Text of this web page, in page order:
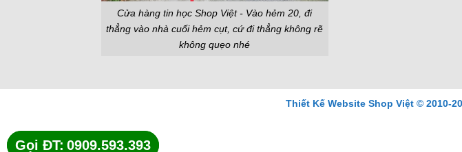
Cửa hàng tin học Shop Việt - Vào hẻm 20, đi
thẳng vào nhà cuối hẻm cụt, cứ đi thẳng không rẽ
không quẹo nhé
Thiết Kế Website Shop Việt © 2010-
Gọi ĐT: 0909.593.393
Gọi ĐT: 0909.593.393